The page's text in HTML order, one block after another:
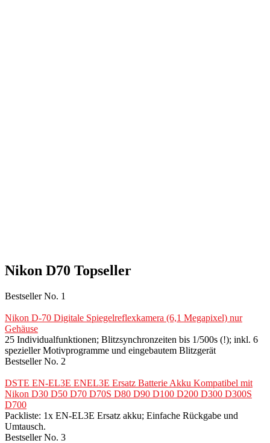
Nikon D70 Topseller
Bestseller No. 1
Nikon D-70 Digitale Spiegelreflexkamera (6,1 Megapixel) nur
Gehäuse
25 Individualfunktionen; Blitzsynchronzeiten bis 1/500s (!); inkl. 6
spezieller Motivprogramme und eingebautem Blitzgerät
Bestseller No. 2
DSTE EN-EL3E ENEL3E Ersatz Batterie Akku Kompatibel mit
Nikon D30 D50 D70 D70S D80 D90 D100 D200 D300 D300S
D700
Packliste: 1x EN-EL3E Ersatz akku; Einfache Rückgabe und
Umtausch.
Bestseller No. 3